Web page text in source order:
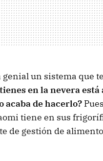
genial un sistema que
en la nevera está
acaba de hacerlo?
tiene en sus
de gestión de